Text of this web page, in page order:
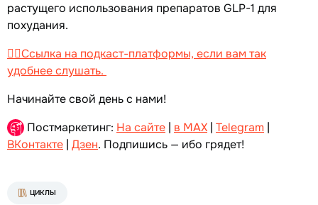
растущего использования препаратов GLP-1 для
похудания.
👉🏻Ссылка на подкаст-платформы, если вам так
удобнее слушать.
Начинайте свой день с нами!
Постмаркетинг: На сайте | в MAX | Telegram |
ВКонтакте | Дзен. Подпишись — ибо грядет!
ЦИКЛЫ